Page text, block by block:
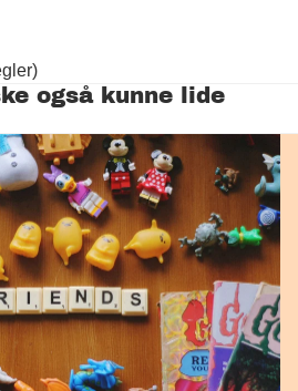
også kunne lide